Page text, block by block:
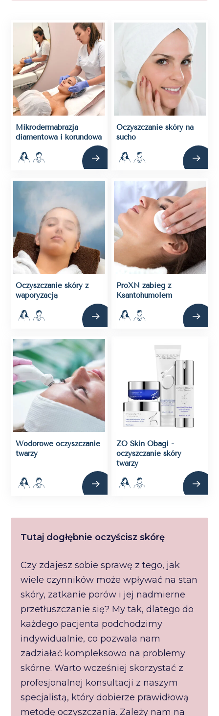
Mikrodermabrazja
diamentowa i korundowa
Oczyszczanie skóry na
sucho
Oczyszczanie skóry z
waporyzacją
ProXN zabieg z
Ksantohumolem
Wodorowe oczyszczanie
twarzy
ZO Skin Obagi -
oczyszczanie skóry
twarzy
Tutaj dogłębnie oczyścisz skórę
Czy zdajesz sobie sprawę z tego, jak
wiele czynników może wpływać na stan
skóry, zatkanie porów i jej nadmierne
przetłuszczanie się? My tak, dlatego do
każdego pacjenta podchodzimy
indywidualnie, co pozwala nam
zadziałać kompleksowo na problemy
skórne. Warto wcześniej skorzystać z
profesjonalnej konsultacji z naszym
specjalistą, który dobierze prawidłową
metodę oczyszczania. Zależy nam na